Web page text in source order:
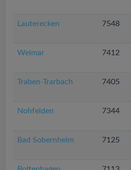
Lauterecken 7548
Weimar 7412
Traben-Trarbach 7405
Nohfelden 7344
Bad Sobernheim 7125